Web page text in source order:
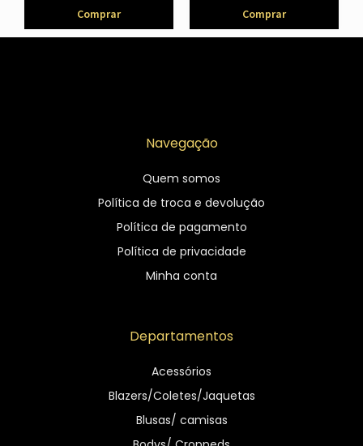
Comprar Comprar
Navegação
Quem somos
Política de troca e devolução
Política de pagamento
Política de privacidade
Minha conta
Departamentos
Acessórios
Blazers/Coletes/Jaquetas
Blusas/ camisas